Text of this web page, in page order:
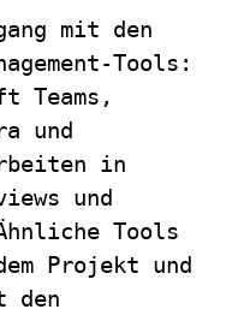
mit den
Tools:
Teams,
und
in
und
Tools
Projekt und
den